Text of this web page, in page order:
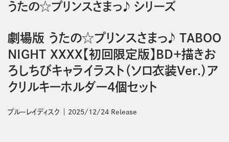
うたの☆プリンスさまっ♪ シリーズ
劇場版 うたの☆プリンスさまっ♪ TABOO
NIGHT XXXX【初回限定版】BD+描きお
ろしちびキャライラスト（ソロ衣装Ver.）ア
クリルキーホルダー4個セット
ブルーレイディスク 2025/12/24 Release